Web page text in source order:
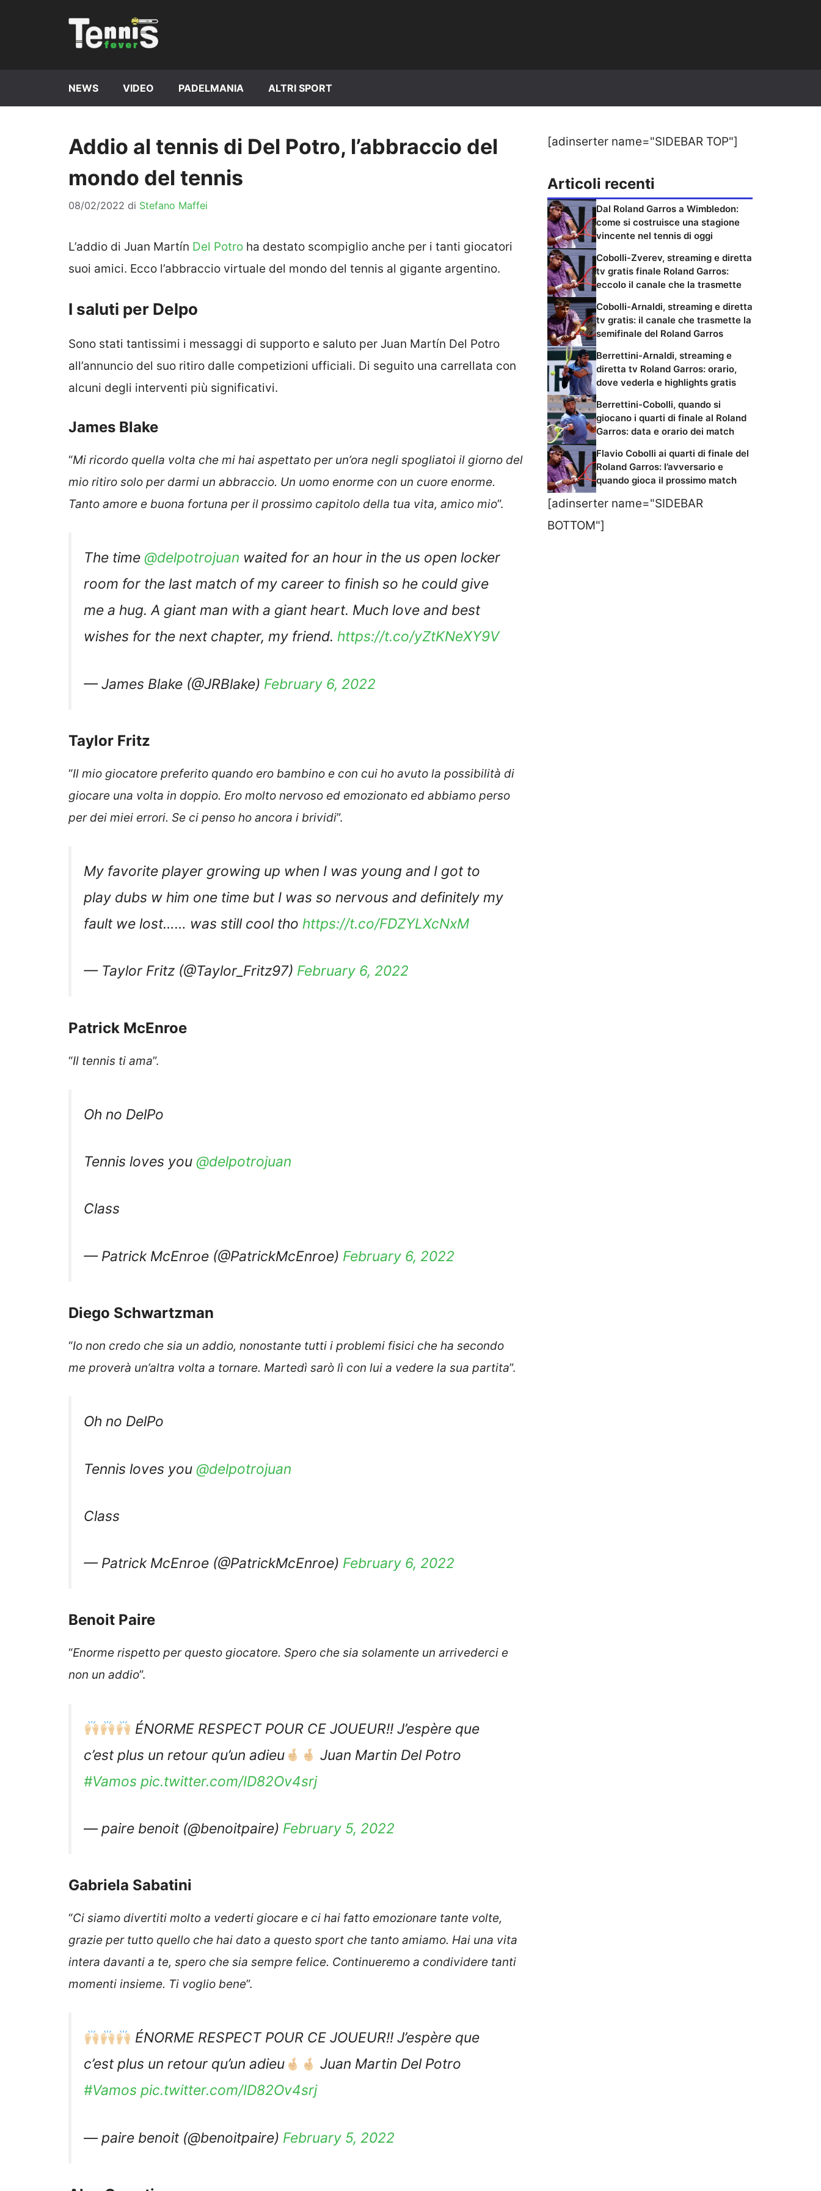
NEWS VIDEO PADELMANIA ALTRI SPORT
Addio al tennis di Del Potro, l’abbraccio del
mondo del tennis
08/02/2022 di Stefano Maffei
L’addio di Juan Martín Del Potro ha destato scompiglio anche per i tanti giocatori
suoi amici. Ecco l’abbraccio virtuale del mondo del tennis al gigante argentino.
I saluti per Delpo
Sono stati tantissimi i messaggi di supporto e saluto per Juan Martín Del Potro
all’annuncio del suo ritiro dalle competizioni ufficiali. Di seguito una carrellata con
alcuni degli interventi più significativi.
James Blake
“Mi ricordo quella volta che mi hai aspettato per un’ora negli spogliatoi il giorno del
mio ritiro solo per darmi un abbraccio. Un uomo enorme con un cuore enorme.
Tanto amore e buona fortuna per il prossimo capitolo della tua vita, amico mio”.
The time @delpotrojuan waited for an hour in the us open locker
room for the last match of my career to finish so he could give
me a hug. A giant man with a giant heart. Much love and best
wishes for the next chapter, my friend. https://t.co/yZtKNeXY9V
— James Blake (@JRBlake) February 6, 2022
Taylor Fritz
“Il mio giocatore preferito quando ero bambino e con cui ho avuto la possibilità di
giocare una volta in doppio. Ero molto nervoso ed emozionato ed abbiamo perso
per dei miei errori. Se ci penso ho ancora i brividi”.
My favorite player growing up when I was young and I got to
play dubs w him one time but I was so nervous and definitely my
fault we lost…… was still cool tho https://t.co/FDZYLXcNxM
— Taylor Fritz (@Taylor_Fritz97) February 6, 2022
Patrick McEnroe
“Il tennis ti ama”.
Oh no DelPo
Tennis loves you @delpotrojuan
Class
— Patrick McEnroe (@PatrickMcEnroe) February 6, 2022
Diego Schwartzman
“Io non credo che sia un addio, nonostante tutti i problemi fisici che ha secondo
me proverà un’altra volta a tornare. Martedì sarò lì con lui a vedere la sua partita”.
Oh no DelPo
Tennis loves you @delpotrojuan
Class
— Patrick McEnroe (@PatrickMcEnroe) February 6, 2022
Benoit Paire
“Enorme rispetto per questo giocatore. Spero che sia solamente un arrivederci e
non un addio”.
ÉNORME RESPECT POUR CE JOUEUR!! J’espère que
c’est plus un retour qu’un adieu
Juan Martin Del Potro
#Vamos pic.twitter.com/ID82Ov4srj
— paire benoit (@benoitpaire) February 5, 2022
Gabriela Sabatini
“Ci siamo divertiti molto a vederti giocare e ci hai fatto emozionare tante volte,
grazie per tutto quello che hai dato a questo sport che tanto amiamo. Hai una vita
intera davanti a te, spero che sia sempre felice. Continueremo a condividere tanti
momenti insieme. Ti voglio bene”.
ÉNORME RESPECT POUR CE JOUEUR!! J’espère que
c’est plus un retour qu’un adieu
Juan Martin Del Potro
#Vamos pic.twitter.com/ID82Ov4srj
— paire benoit (@benoitpaire) February 5, 2022
[adinserter name="SIDEBAR TOP"]
Articoli recenti
Dal Roland Garros a Wimbledon:
come si costruisce una stagione
vincente nel tennis di oggi
Cobolli-Zverev, streaming e diretta
tv gratis finale Roland Garros:
eccolo il canale che la trasmette
Cobolli-Arnaldi, streaming e diretta
tv gratis: il canale che trasmette la
semifinale del Roland Garros
Berrettini-Arnaldi, streaming e
diretta tv Roland Garros: orario,
dove vederla e highlights gratis
Berrettini-Cobolli, quando si
giocano i quarti di finale al Roland
Garros: data e orario dei match
Flavio Cobolli ai quarti di finale del
Roland Garros: l’avversario e
quando gioca il prossimo match
[adinserter name="SIDEBAR
BOTTOM"]